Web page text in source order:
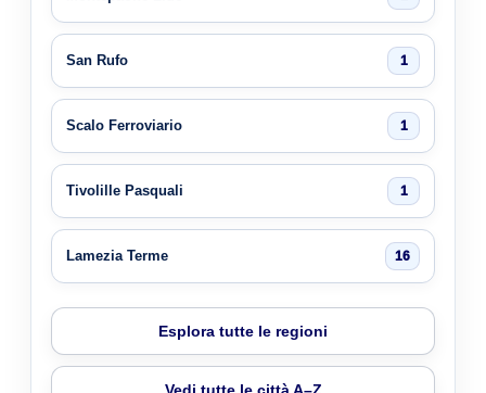
San Rufo 1
Scalo Ferroviario 1
Tivolille Pasquali 1
Lamezia Terme 16
Esplora tutte le regioni
Vedi tutte le città A–Z